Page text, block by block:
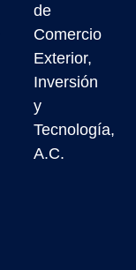
de
Comercio
Exterior,
Inversión
y
Tecnología,
A.C.